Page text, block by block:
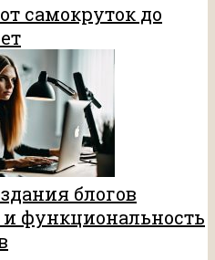
самокруток до
блогов
и функциональность